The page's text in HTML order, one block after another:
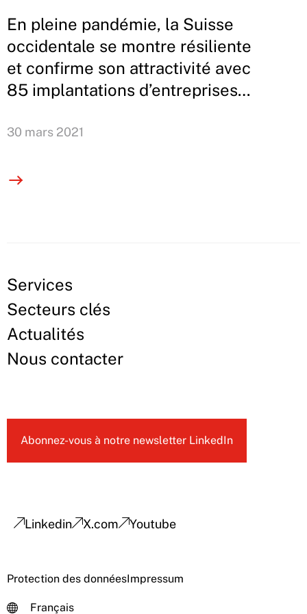
En pleine pandémie, la Suisse
occidentale se montre résiliente
et confirme son attractivité avec
85 implantations d’entreprises
reste une valeur sûre pour les
les perspectives sont
30 mars 2021
Services
Secteurs clés
Actualités
Nous contacter
Abonnez-vous à notre newsletter LinkedIn
Linkedin X.com Youtube
Protection des donnéesImpressum
Français